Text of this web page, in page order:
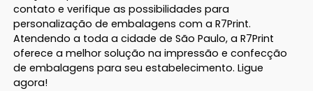
contato e verifique as possibilidades para
personalização de embalagens com a R7Print.
Atendendo a toda a cidade de São Paulo, a R7Print
oferece a melhor solução na impressão e confecção
de embalagens para seu estabelecimento. Ligue
agora!